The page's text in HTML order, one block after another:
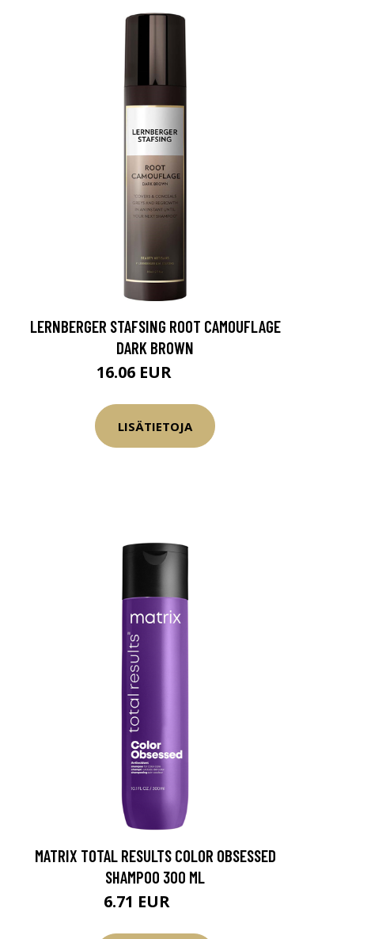
LERNBERGER STAFSING ROOT CAMOUFLAGE
DARK BROWN
16.06 EUR
LISÄTIETOJA
MATRIX TOTAL RESULTS COLOR OBSESSED
SHAMPOO 300 ML
6.71 EUR